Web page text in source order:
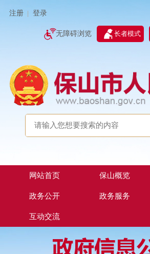
注册 登录
无障碍浏览 长者模式
网站首页 保山概览
政务公开 政务服务
互动交流